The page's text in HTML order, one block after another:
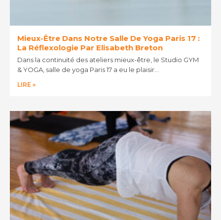
Mieux-Être Dans Notre Salle De Yoga Paris 17 :
La Réflexologie Par Elisabeth Breton
Dans la continuité des ateliers mieux-être, le Studio GYM
& YOGA, salle de yoga Paris 17 a eu le plaisir…
LIRE »